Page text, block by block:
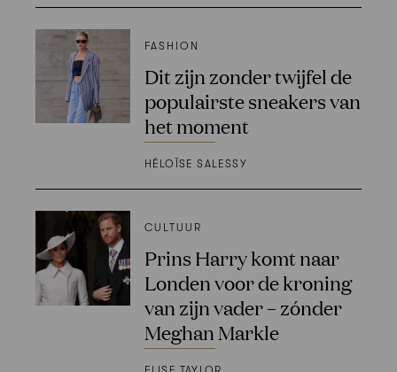
FASHION
Dit zijn zonder twijfel de
populairste sneakers van
het moment
HÉLOÏSE SALESSY
CULTUUR
Prins Harry komt naar
Londen voor de kroning
van zijn vader – zónder
Meghan Markle